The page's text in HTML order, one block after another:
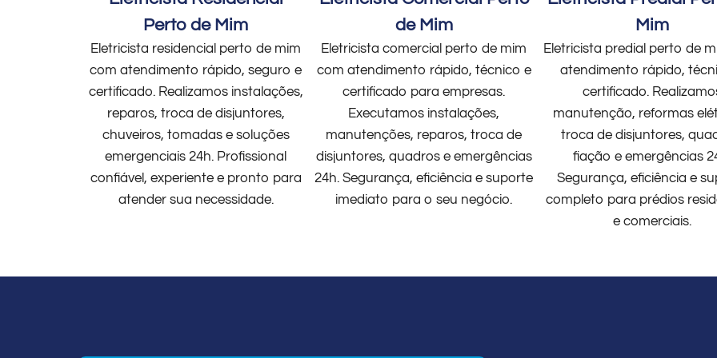
Perto de Mim
Eletricista residencial perto de mim
com atendimento rápido, seguro e
certificado. Realizamos instalações,
reparos, troca de disjuntores,
chuveiros, tomadas e soluções
emergenciais 24h. Profissional
confiável, experiente e pronto para
atender sua necessidade.
de Mim
Eletricista comercial perto de mim
com atendimento rápido, técnico e
certificado para empresas.
Executamos instalações,
manutenções, reparos, troca de
disjuntores, quadros e emergências
24h. Segurança, eficiência e suporte
imediato para o seu negócio.
Mim
Eletricista predial perto de
atendimento rápido,
certificado.
manutenção, reformas
troca de disjuntores,
fiação e emergências
Segurança, eficiência e
completo para prédios
e comerciais.